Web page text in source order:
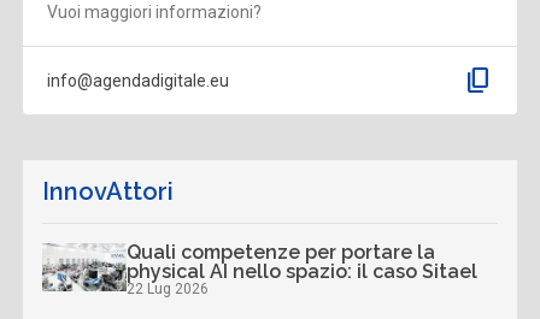
Vuoi maggiori informazioni?
info@agendadigitale.eu content_copy
InnovAttori
Quali competenze per portare la
physical AI nello spazio: il caso Sitael
22 Lug 2026